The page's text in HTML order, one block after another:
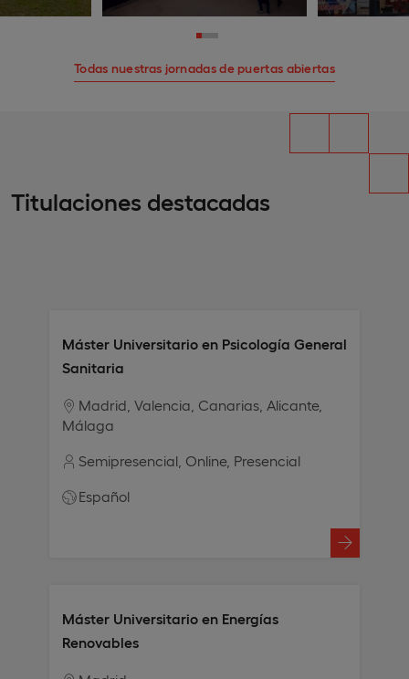
Todas nuestras jornadas de puertas abiertas
Titulaciones destacadas
Máster Universitario en Psicología General
Sanitaria
Madrid Valencia Canarias Alicante
Málaga
Semipresencial Online Presencial
Español
Máster Universitario en Energías
Renovables